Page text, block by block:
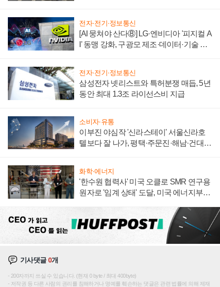
전자·전기·정보통신
[AI 뭉쳐야 산다⑧] LG·엔비디아 '피지컬 A
I' 동맹 강화, 구광모 제조·데이터·기술 결
전자·전기·정보통신
삼성전자 넷리스트와 특허분쟁 매듭, 5년
동안 최대 1.3조 라이선스비 지급
소비자·유통
이부진 야심작 '신라스테이' 서울신라호
텔보다 잘 나가, 평택·주문진·해남·건대로
화학·에너지
'한수원 협력사' 미국 오클로 SMR 연구용
원자로 '임계 상태' 도달, 미국 에너지부
기사댓글0개
200자까지 쓰실 수 있습니다. (현재 0 byte / 최대 400byte)
저작권 등 다른 사람의 권리를 침해하거나 명예를 훼손하는 댓글은 관련 법률에 의해 제재